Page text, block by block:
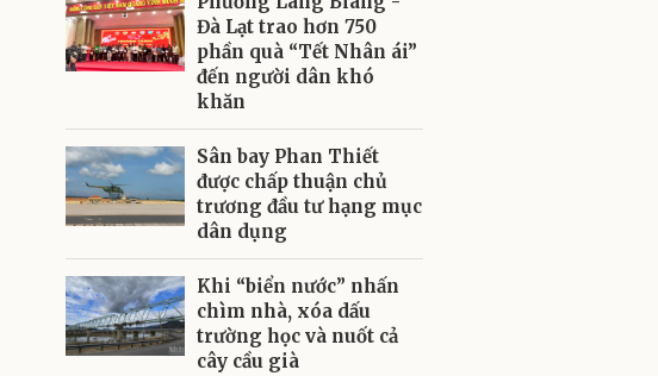
Đà Lạt trao hơn 750
phần quà “Tết Nhân ái”
đến người dân khó
khăn
Sân bay Phan Thiết
được chấp thuận chủ
trương đầu tư hạng mục
dân dụng
Khi “biển nước” nhấn
chìm nhà, xóa dấu
trường học và nuốt cả
cây cầu già